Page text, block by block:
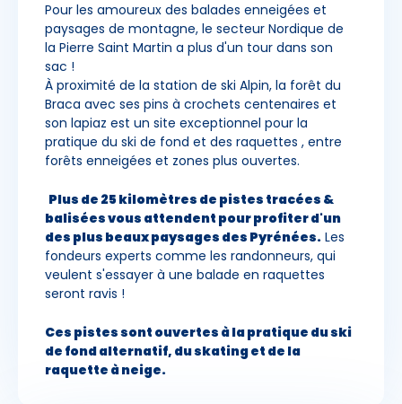
Pour les amoureux des balades enneigées et
paysages de montagne, le secteur Nordique de
la Pierre Saint Martin a plus d'un tour dans son
sac !
À proximité de la station de ski Alpin, la forêt du
Braca avec ses pins à crochets centenaires et
son lapiaz est un site exceptionnel pour la
pratique du ski de fond et des raquettes , entre
forêts enneigées et zones plus ouvertes.
Plus de 25 kilomètres de pistes tracées &
balisées vous attendent pour profiter d'un
des plus beaux paysages des Pyrénées. Les
fondeurs experts comme les randonneurs, qui
veulent s'essayer à une balade en raquettes
seront ravis !
Ces pistes sont ouvertes à la pratique du ski
de fond alternatif, du skating et de la
raquette à neige.